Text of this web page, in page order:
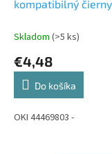
kompatibilný
Skladom (>5 ks)
€4,48
Do košíka
OKI 44469803 -